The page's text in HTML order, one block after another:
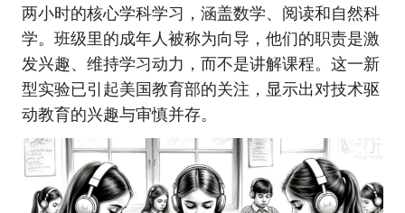
两小时的核心学科学习，涵盖数学、阅读和自然科
学。班级里的成年人被称为向导，他们的职责是激
发兴趣、维持学习动力，而不是讲解课程。这一新
型实验已引起美国教育部的关注，显示出对技术驱
动教育的兴趣与审慎并存。